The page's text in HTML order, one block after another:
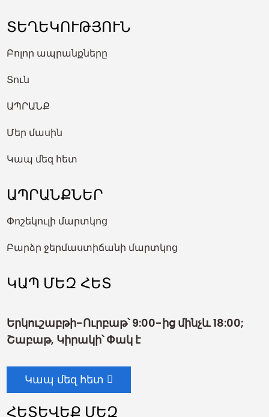
ՏԵՂԵԿՈՒԹՅՈՒՆ
Բոլոր ապրանքները
Տուն
ԱՊՐԱՆՔ
Մեր մասին
Կապ մեզ հետ
ԱՊՐԱՆՔՆԵՐ
Փոշեկուլի մարտկոց
Բարձր ջերմաստիճանի մարտկոց
ԿԱՊ ՄԵԶ ՀԵՏ
Երկուշաբթի-Ուրբաթ՝ 9:00-ից մինչև 18:00;
Շաբաթ, Կիրակի՝ Փակ է
Կապ մեզ հետ
ՀԵՏԵՎԵՔ ՄԵԶ